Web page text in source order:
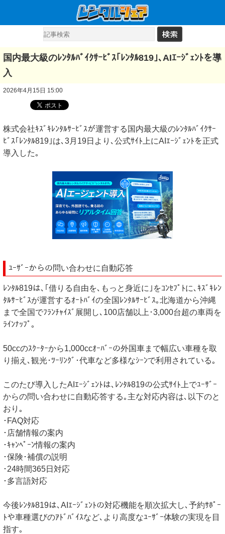
国内最大級のﾚﾝﾀﾙﾊﾞｲｸｻｰﾋﾞｽ｢ﾚﾝﾀﾙ819｣､AIｴｰｼﾞｪﾝﾄを導
入
2026年4月15日 15:00
株式会社ｷｽﾞｷﾚﾝﾀﾙｻｰﾋﾞｽが運営する国内最大級のﾚﾝﾀﾙﾊﾞｲｸｻｰ
ﾋﾞｽ｢ﾚﾝﾀﾙ819｣は､3月19日より､公式ｻｲﾄ上にAIｴｰｼﾞｪﾝﾄを正式
導入した｡
ﾕｰｻﾞｰからの問い合わせに自動応答
ﾚﾝﾀﾙ819は､｢借りる自由を､もっと身近に｣をｺﾝｾﾌﾟﾄに､ｷｽﾞｷﾚﾝ
ﾀﾙｻｰﾋﾞｽが運営するｵｰﾄﾊﾞｲの全国ﾚﾝﾀﾙｻｰﾋﾞｽ｡北海道から沖縄
まで全国でﾌﾗﾝﾁｬｲｽﾞ展開し､100店舗以上･3,000台超の車両を
ﾗｲﾝﾅｯﾌﾟ｡
50ccのｽｸｰﾀｰから1,000ccｵｰﾊﾞｰの外国車まで幅広い車種を取
り揃え､観光･ﾂｰﾘﾝｸﾞ･代車など多様なｼｰﾝで利用されている｡
このたび導入したAIｴｰｼﾞｪﾝﾄは､ﾚﾝﾀﾙ819の公式ｻｲﾄ上でﾕｰｻﾞｰ
からの問い合わせに自動応答する｡主な対応内容は､以下のと
おり｡
･FAQ対応
･店舗情報の案内
･ｷｬﾝﾍﾟｰﾝ情報の案内
･保険･補償の説明
･24時間365日対応
･多言語対応
今後ﾚﾝﾀﾙ819は､AIｴｰｼﾞｪﾝﾄの対応機能を順次拡大し､予約ｻﾎﾟｰ
ﾄや車種選びのｱﾄﾞﾊﾞｲｽなど､より高度なﾕｰｻﾞｰ体験の実現を目
指す｡